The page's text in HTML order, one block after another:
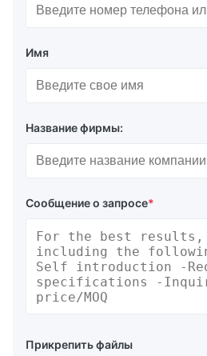
Имя
Название фирмы:
Сообщение о запросе*
Прикрепить файлы